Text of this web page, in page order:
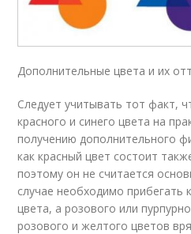
Дополнительные цвета и их
Следует учитывать тот факт,
красного и синего цвета на
получению дополнительного
как красный цвет состоит
поэтому он не считается
случае необходимо прибегать
цвета, а розового или
розового и желтого цветов